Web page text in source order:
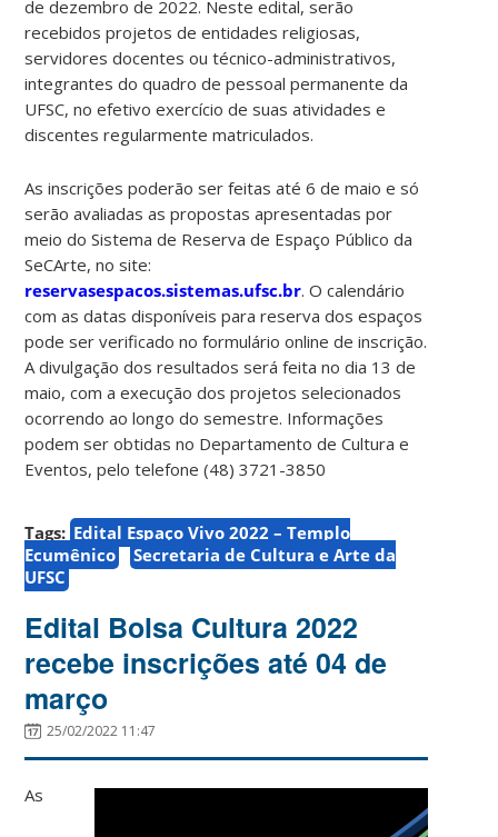
de dezembro de 2022. Neste edital, serão
recebidos projetos de entidades religiosas,
servidores docentes ou técnico-administrativos,
integrantes do quadro de pessoal permanente da
UFSC, no efetivo exercício de suas atividades e
discentes regularmente matriculados.
As inscrições poderão ser feitas até 6 de maio e só
serão avaliadas as propostas apresentadas por
meio do Sistema de Reserva de Espaço Público da
SeCArte, no site:
reservasespacos.sistemas.ufsc.br. O calendário
com as datas disponíveis para reserva dos espaços
pode ser verificado no formulário online de inscrição.
A divulgação dos resultados será feita no dia 13 de
maio, com a execução dos projetos selecionados
ocorrendo ao longo do semestre. Informações
podem ser obtidas no Departamento de Cultura e
Eventos, pelo telefone (48) 3721-3850
Tags: Edital Espaço Vivo 2022 – Templo
Ecumênico
Secretaria de Cultura e Arte da
UFSC
Edital Bolsa Cultura 2022
recebe inscrições até 04 de
março
25/02/2022 11:47
As